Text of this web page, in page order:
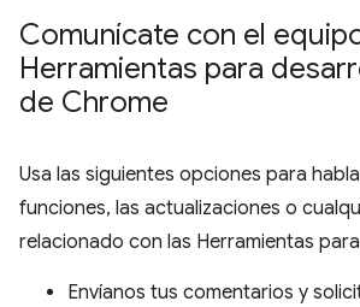
Comunícate con el
Herramientas para
de Chrome
Usa las siguientes opciones para
funciones, las actualizaciones o
relacionado con las Herramientas
Envíanos tus comentarios y